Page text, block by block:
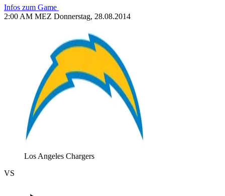
Infos zum Game
2:00 AM MEZ Donnerstag, 28.08.2014
Los Angeles Chargers
VS